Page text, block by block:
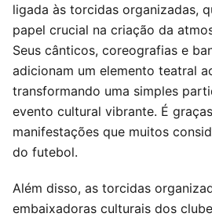
ligada às torcidas organizadas,
papel crucial na criação da
Seus cânticos, coreografias e
adicionam um elemento teatral
transformando uma simples
evento cultural vibrante. É
manifestações que muitos
do futebol.
Além disso, as torcidas
embaixadoras culturais dos